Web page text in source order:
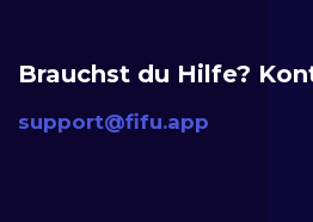
Brauchst du Hilfe?
support@fifu.app